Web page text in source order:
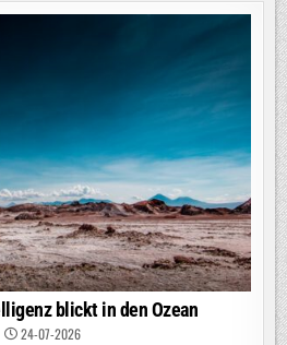
blickt in den Ozean
24-07-2026